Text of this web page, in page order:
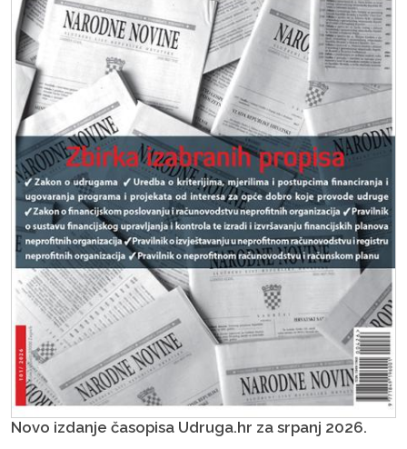
Novo izdanje časopisa Udruga.hr za srpanj 2026.